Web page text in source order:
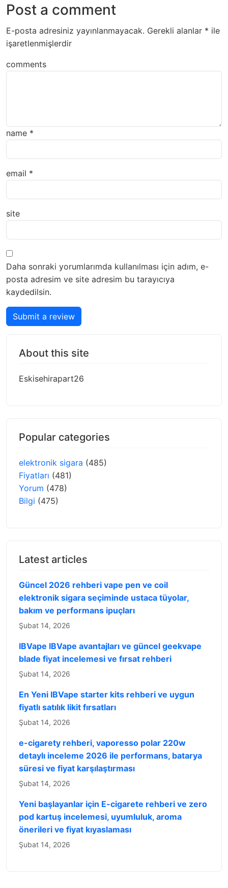
Post a comment
E-posta adresiniz yayınlanmayacak. Gerekli alanlar * ile
işaretlenmişlerdir
comments
name *
email *
site
Daha sonraki yorumlarımda kullanılması için adım, e-
posta adresim ve site adresim bu tarayıcıya
kaydedilsin.
Submit a review
About this site
Eskisehirapart26
Popular categories
elektronik sigara (485)
Fiyatları (481)
Yorum (478)
Bilgi (475)
Latest articles
Güncel 2026 rehberi vape pen ve coil
elektronik sigara seçiminde ustaca tüyolar,
bakım ve performans ipuçları
Şubat 14, 2026
IBVape IBVape avantajları ve güncel geekvape
blade fiyat incelemesi ve fırsat rehberi
Şubat 14, 2026
En Yeni IBVape starter kits rehberi ve uygun
fiyatlı satılık likit fırsatları
Şubat 14, 2026
e-cigarety rehberi, vaporesso polar 220w
detaylı inceleme 2026 ile performans, batarya
süresi ve fiyat karşılaştırması
Şubat 14, 2026
Yeni başlayanlar için E-cigarete rehberi ve zero
pod kartuş incelemesi, uyumluluk, aroma
önerileri ve fiyat kıyaslaması
Şubat 14, 2026